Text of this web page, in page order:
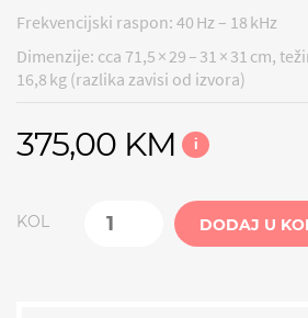
Frekvencijski raspon: 40 Hz – 18 kHz
Dimenzije: cca 71,5 × 29 – 31 × 31 cm,
16,8 kg (razlika zavisi od izvora)
375,00 KM i
KOL DODAJ U